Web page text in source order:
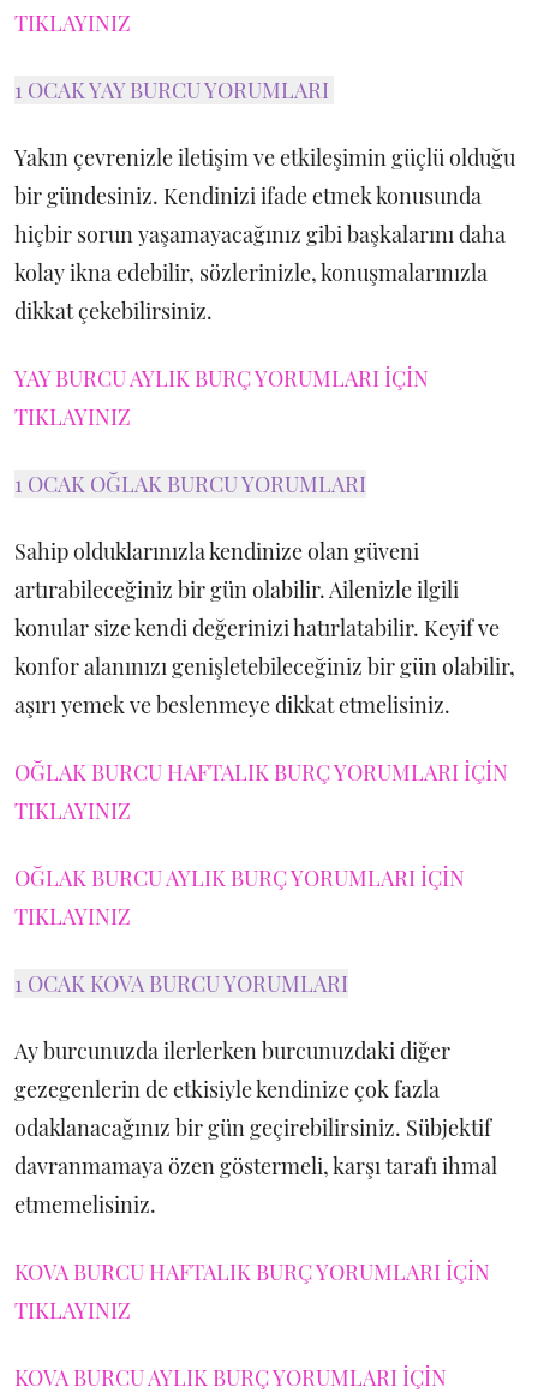
TIKLAYINIZ
1 OCAK YAY BURCU YORUMLARI
Yakın çevrenizle iletişim ve etkileşimin güçlü olduğu
bir gündesiniz. Kendinizi ifade etmek konusunda
hiçbir sorun yaşamayacağınız gibi başkalarını daha
kolay ikna edebilir, sözlerinizle, konuşmalarınızla
dikkat çekebilirsiniz.
YAY BURCU AYLIK BURÇ YORUMLARI İÇİN
TIKLAYINIZ
1 OCAK OĞLAK BURCU YORUMLARI
Sahip olduklarınızla kendinize olan güveni
artırabileceğiniz bir gün olabilir. Ailenizle ilgili
konular size kendi değerinizi hatırlatabilir. Keyif ve
konfor alanınızı genişletebileceğiniz bir gün olabilir,
aşırı yemek ve beslenmeye dikkat etmelisiniz.
OĞLAK BURCU HAFTALIK BURÇ YORUMLARI İÇİN
TIKLAYINIZ
OĞLAK BURCU AYLIK BURÇ YORUMLARI İÇİN
TIKLAYINIZ
1 OCAK KOVA BURCU YORUMLARI
Ay burcunuzda ilerlerken burcunuzdaki diğer
gezegenlerin de etkisiyle kendinize çok fazla
odaklanacağınız bir gün geçirebilirsiniz. Sübjektif
davranmamaya özen göstermeli, karşı tarafı ihmal
etmemelisiniz.
KOVA BURCU HAFTALIK BURÇ YORUMLARI İÇİN
TIKLAYINIZ
KOVA BURCU AYLIK BURÇ YORUMLARI İÇİN